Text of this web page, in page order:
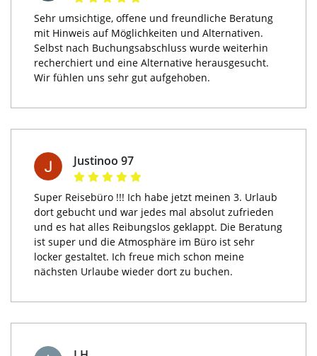
Sehr umsichtige, offene und freundliche Beratung
mit Hinweis auf Möglichkeiten und Alternativen.
Selbst nach Buchungsabschluss wurde weiterhin
recherchiert und eine Alternative herausgesucht.
Wir fühlen uns sehr gut aufgehoben.
Justinoo 97
Super Reisebüro !!! Ich habe jetzt meinen 3. Urlaub
dort gebucht und war jedes mal absolut zufrieden
und es hat alles Reibungslos geklappt. Die Beratung
ist super und die Atmosphäre im Büro ist sehr
locker gestaltet. Ich freue mich schon meine
nächsten Urlaube wieder dort zu buchen.